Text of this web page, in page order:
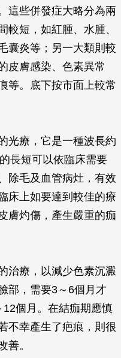
這些併發症大略分為兩
較短，如紅腫、水腫、
囊炎等；另一大類則較
皮膚感染、色素異常
等。底下按市面上較常
光療，它是一種波長約
長短可以依臨床需要
除毛及血管病灶，有效
床上如要達到較佳的療
膚灼傷，產生嚴重的痂
治療，以減少色素沉澱
部，需要3～6個月才
個月。在結痂期應慎
不幸產生了疤痕，則很
善。